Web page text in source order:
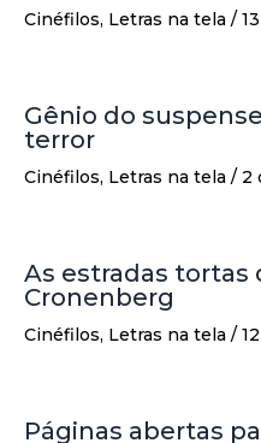
Cinéfilos, Letras na tela /
Gênio do
terror
Cinéfilos, Letras na tela / 2
As estradas tortas
Cronenberg
Cinéfilos, Letras na tela /
Páginas abertas